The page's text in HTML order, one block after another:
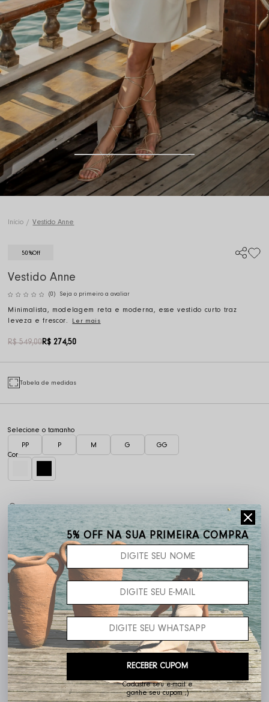
Início Vestido Anne
50%Off
Vestido Anne
(0) Seja o primeiro a avaliar
Minimalista, modelagem reta e moderna, esse vestido curto traz
leveza e frescor.
Ler mais
R$ 549,00R$ 274,50
Tabela de medidas
PP P M G GG
Frete grátis acima de R$ 400,00
Não sei o meu CEP
5% OFF NA SUA PRIMEIRA COMPRA
Cadastre seu e-mail e
ganhe seu cupom ;)
RECEBER CUPOM